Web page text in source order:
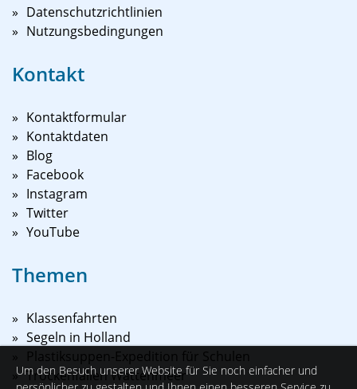
Datenschutzrichtlinien
Nutzungsbedingungen
Kontakt
Kontaktformular
Kontaktdaten
Blog
Facebook
Instagram
Twitter
YouTube
Themen
Klassenfahrten
Segeln in Holland
Plastiksuppen-Expedition für Schulen
Trockenfallen Wattenmeer
Um den Besuch unserer Website für Sie noch einfacher und